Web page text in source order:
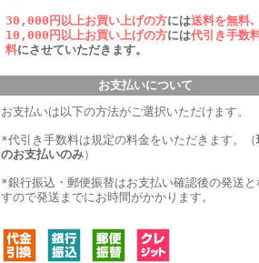
30,000円以上お買い上げの方には送料を無料､
10,000円以上お買い上げの方には代引き手数
料にさせていただきます。
お支払いについて
お支払いは以下の方法がご選択いただけます。
*代引き手数料は規定の料金をいただきます。 （
のお支払いのみ）
*銀行振込・郵便振替はお支払い確認後の発送と
すので発送までにお時間がかかります。